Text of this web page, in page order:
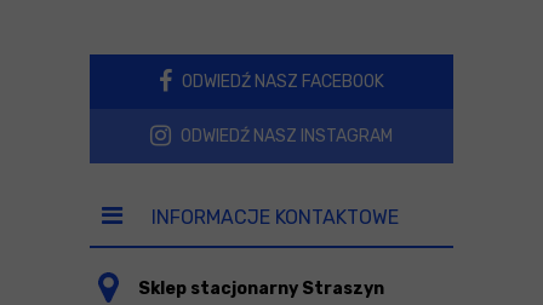
ODWIEDŹ NASZ FACEBOOK
ODWIEDŹ NASZ INSTAGRAM
INFORMACJE KONTAKTOWE
Sklep stacjonarny Straszyn